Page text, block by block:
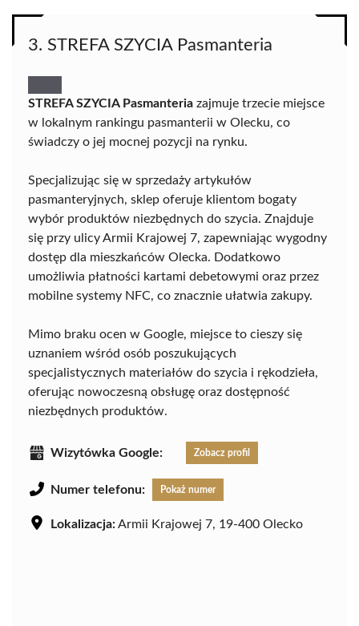
3. STREFA SZYCIA Pasmanteria
STREFA SZYCIA Pasmanteria zajmuje trzecie miejsce
w lokalnym rankingu pasmanterii w Olecku, co
świadczy o jej mocnej pozycji na rynku.
Specjalizując się w sprzedaży artykułów
pasmanteryjnych, sklep oferuje klientom bogaty
wybór produktów niezbędnych do szycia. Znajduje
się przy ulicy Armii Krajowej 7, zapewniając wygodny
dostęp dla mieszkańców Olecka. Dodatkowo
umożliwia płatności kartami debetowymi oraz przez
mobilne systemy NFC, co znacznie ułatwia zakupy.
Mimo braku ocen w Google, miejsce to cieszy się
uznaniem wśród osób poszukujących
specjalistycznych materiałów do szycia i rękodzieła,
oferując nowoczesną obsługę oraz dostępność
niezbędnych produktów.
Wizytówka Google: Zobacz profil
Numer telefonu: Pokaż numer
Lokalizacja:Armii Krajowej 7, 19-400 Olecko